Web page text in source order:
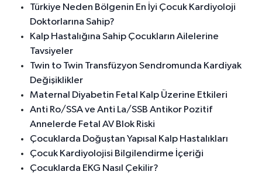
Türkiye Neden Bölgenin En İyi Çocuk Kardiyoloji
Doktorlarına Sahip?
Kalp Hastalığına Sahip Çocukların Ailelerine
Tavsiyeler
Twin to Twin Transfüzyon Sendromunda Kardiyak
Değişiklikler
Maternal Diyabetin Fetal Kalp Üzerine Etkileri
Anti Ro/SSA ve Anti La/SSB Antikor Pozitif
Annelerde Fetal AV Blok Riski
Çocuklarda Doğuştan Yapısal Kalp Hastalıkları
Çocuk Kardiyolojisi Bilgilendirme İçeriği
Çocuklarda EKG Nasıl Çekilir?